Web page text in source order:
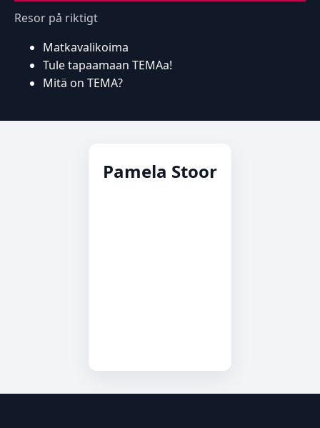
Resor på riktigt
Matkavalikoima
Tule tapaamaan TEMAa!
Mitä on TEMA?
Pamela Stoor